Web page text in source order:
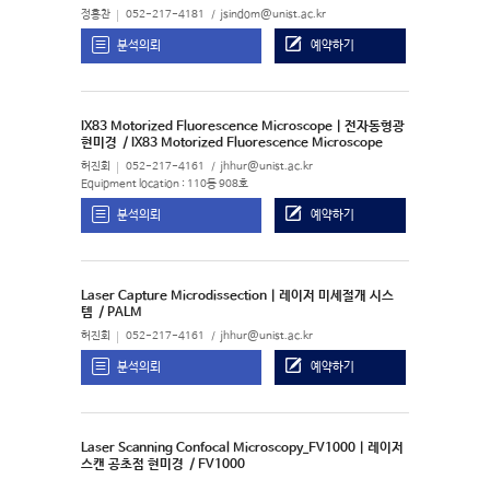
정홍찬 052-217-4181 jsindom@unist.ac.kr
분석의뢰 예약하기
IX83 Motorized Fluorescence Microscope | 전자동형광
현미경 / IX83 Motorized Fluorescence Microscope
허진회 052-217-4161 jhhur@unist.ac.kr
Equipment location : 110동 908호
분석의뢰 예약하기
Laser Capture Microdissection | 레이저 미세절개 시스
템 / PALM
허진회 052-217-4161 jhhur@unist.ac.kr
분석의뢰 예약하기
Laser Scanning Confocal Microscopy_FV1000 | 레이저
스캔 공초점 현미경 / FV1000